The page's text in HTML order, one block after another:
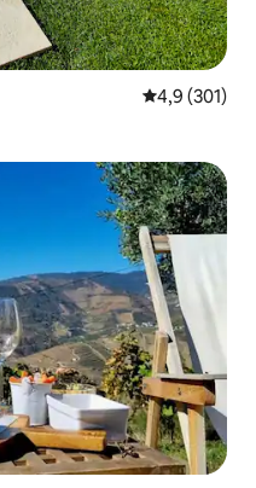
Évaluation
4,9 (301)